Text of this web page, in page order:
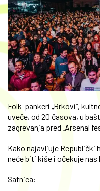
Folk-pankeri „Brkovi“,
uveče, od 20 časova, u
zagrevanja pred „Arsenal
Kako najavljuje Republički
neće biti kiše i očekuje nas
Satnica: